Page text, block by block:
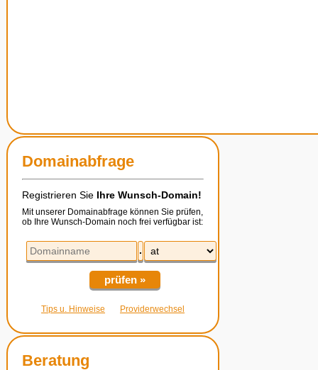
Domainabfrage
Registrieren Sie Ihre Wunsch-Domain!
Mit unserer Domainabfrage können Sie prüfen,
ob Ihre Wunsch-Domain noch frei verfügbar ist:
.
prüfen »
Tips u. Hinweise Providerwechsel
Beratung